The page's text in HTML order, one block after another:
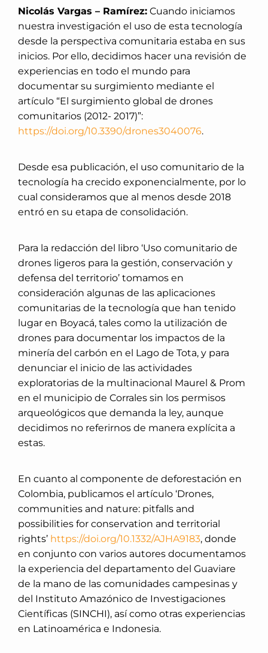
Nicolás Vargas – Ramírez: Cuando iniciamos
nuestra investigación el uso de esta tecnología
desde la perspectiva comunitaria estaba en sus
inicios. Por ello, decidimos hacer una revisión de
experiencias en todo el mundo para
documentar su surgimiento mediante el
artículo “El surgimiento global de drones
comunitarios (2012- 2017)”:
https://doi.org/10.3390/drones3040076.
Desde esa publicación, el uso comunitario de la
tecnología ha crecido exponencialmente, por lo
cual consideramos que al menos desde 2018
entró en su etapa de consolidación.
Para la redacción del libro ‘Uso comunitario de
drones ligeros para la gestión, conservación y
defensa del territorio’ tomamos en
consideración algunas de las aplicaciones
comunitarias de la tecnología que han tenido
lugar en Boyacá, tales como la utilización de
drones para documentar los impactos de la
minería del carbón en el Lago de Tota, y para
denunciar el inicio de las actividades
exploratorias de la multinacional Maurel & Prom
en el municipio de Corrales sin los permisos
arqueológicos que demanda la ley, aunque
decidimos no referirnos de manera explícita a
estas.
En cuanto al componente de deforestación en
Colombia, publicamos el artículo ‘Drones,
communities and nature: pitfalls and
possibilities for conservation and territorial
rights’ https://doi.org/10.1332/AJHA9183, donde
en conjunto con varios autores documentamos
la experiencia del departamento del Guaviare
de la mano de las comunidades campesinas y
del Instituto Amazónico de Investigaciones
Científicas (SINCHI), así como otras experiencias
en Latinoamérica e Indonesia.